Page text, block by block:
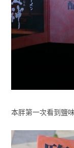
本胖第一次看到鹽